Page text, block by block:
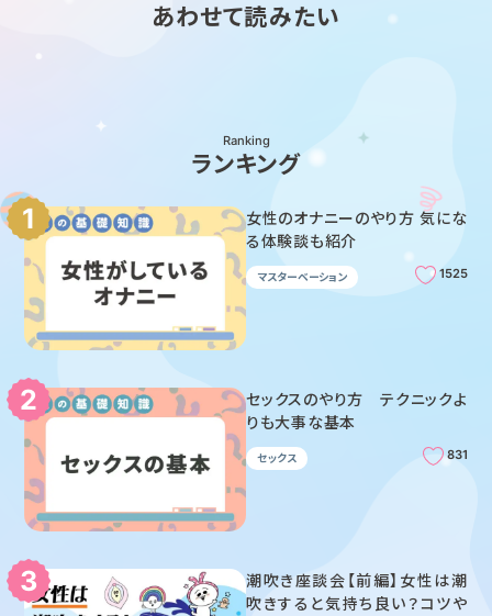
あわせて読みたい
Ranking
ランキング
女性のオナニーのやり方 気にな
る体験談も紹介
マスターベーション 1525
セックスのやり方 テクニックよ
りも大事な基本
セックス 831
潮吹き座談会【前編】女性は潮
吹きすると気持ち良い？コツや